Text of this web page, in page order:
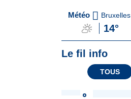
du Soir
Une
Météo Bruxelles
14°
Le fil info
TOUS